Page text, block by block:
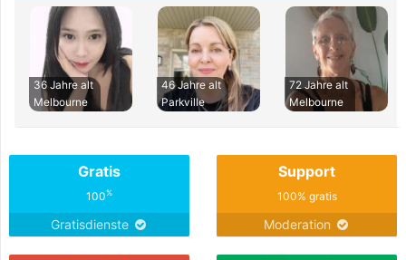
36 Jahre alt
Melbourne
46 Jahre alt
Parkville
72 Jahre alt
Melbourne
Gratis
100%
Gratisdienste
Support
100% gratis
Moderation